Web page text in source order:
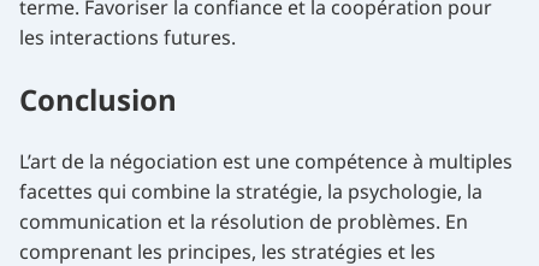
terme. Favoriser la confiance et la coopération pour
les interactions futures.
Conclusion
L’art de la négociation est une compétence à multiples
facettes qui combine la stratégie, la psychologie, la
communication et la résolution de problèmes. En
comprenant les principes, les stratégies et les